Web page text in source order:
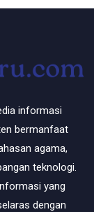
informasi
bermanfaat
agama,
teknologi.
yang
dengan